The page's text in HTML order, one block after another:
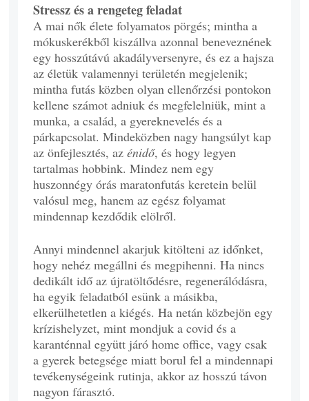
Stressz és a rengeteg feladat
A mai nők élete folyamatos pörgés; mintha a
mókuskerékből kiszállva azonnal beneveznének
egy hosszútávú akadályversenyre, és ez a hajsza
az életük valamennyi területén megjelenik;
mintha futás közben olyan ellenőrzési pontokon
kellene számot adniuk és megfelelniük, mint a
munka, a család, a gyereknevelés és a
párkapcsolat. Mindeközben nagy hangsúlyt kap
az önfejlesztés, azénidő, és hogy legyen
tartalmas hobbink. Mindez nem egy
huszonnégy órás maratonfutás keretein belül
valósul meg, hanem az egész folyamat
mindennap kezdődik elölről.
Annyi mindennel akarjuk kitölteni az időnket,
hogy nehéz megállni és megpihenni. Ha nincs
dedikált idő az újratöltődésre, regenerálódásra,
ha egyik feladatból esünk a másikba,
elkerülhetetlen a kiégés. Ha netán közbejön egy
krízishelyzet, mint mondjuk a covid és a
karanténnal együtt járó home office, vagy csak
a gyerek betegsége miatt borul fel a mindennapi
tevékenységeink rutinja, akkor az hosszú távon
nagyon fárasztó.